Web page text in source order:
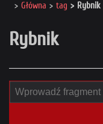
Główna tag Rybnik
Rybnik